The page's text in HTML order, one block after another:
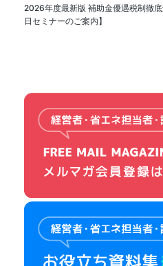
2026年度最新版 補助金優遇税制徹
日セミナーのご案内】